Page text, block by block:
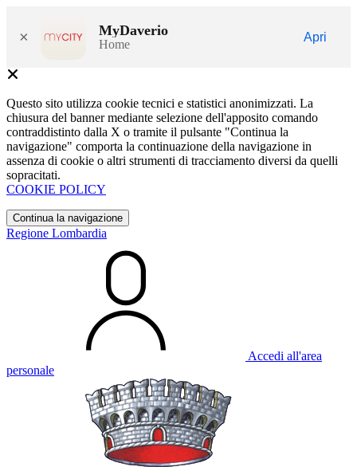
× MyDaverio
Home
Apri
Questo sito utilizza cookie tecnici e statistici anonimizzati. La
chiusura del banner mediante selezione dell'apposito comando
contraddistinto dalla X o tramite il pulsante "Continua la
navigazione" comporta la continuazione della navigazione in
assenza di cookie o altri strumenti di tracciamento diversi da quelli
sopracitati.
COOKIE POLICY
Continua la navigazione
Regione Lombardia
Accedi all'area
personale